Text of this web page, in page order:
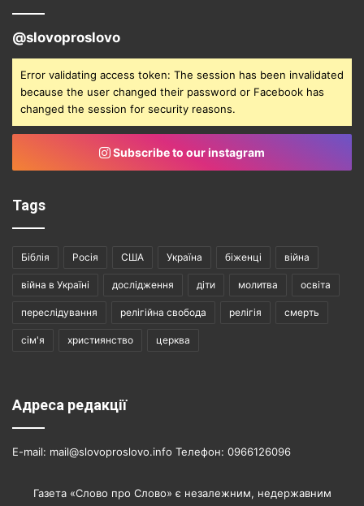
@slovoproslovo
Error validating access token: The session has been invalidated
because the user changed their password or Facebook has
changed the session for security reasons.
Subscribe to our instagram
Tags
Біблія Росія США Україна біженці війна
війна в Україні дослідження діти молитва освіта
переслідування релігійна свобода релігія смерть
сім'я християнство церква
Адреса редакції
E-mail: mail@slovoproslovo.info Телефон: 0966126096
Газета «Слово про Слово» є незалежним, недержавним